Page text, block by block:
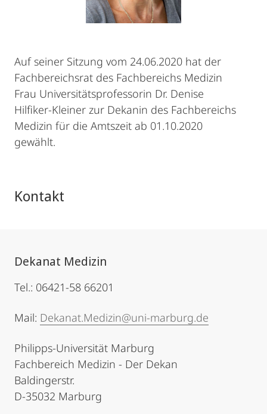
Auf seiner Sitzung vom 24.06.2020 hat der
Fachbereichsrat des Fachbereichs Medizin
Frau Universitätsprofessorin Dr. Denise
Hilfiker-Kleiner zur Dekanin des Fachbereichs
Medizin für die Amtszeit ab 01.10.2020
gewählt.
Kontakt
Dekanat Medizin
Tel.: 06421-58 66201
Mail: Dekanat.Medizin@uni-marburg.de
Philipps-Universität Marburg
Fachbereich Medizin - Der Dekan
Baldingerstr.
D-35032 Marburg